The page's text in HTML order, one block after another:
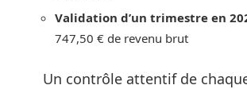
Validation d’un trimestre en
747,50 € de revenu brut
Un contrôle attentif de